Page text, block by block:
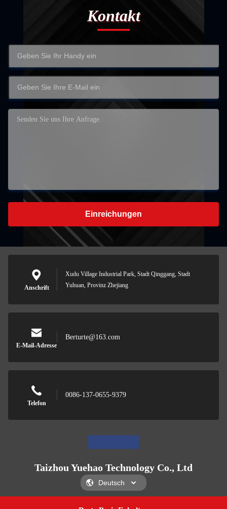
Kontakt
Einreichungen
Anschrift
Xudu Village Industrial Park, Stadt Qinggang, Stadt
Yuhuan, Provinz Zhejiang
E-Mail-Adresse
Berturte@163.com
Telefon
0086-137-0655-9379
Taizhou Yuehao Technology Co., Ltd